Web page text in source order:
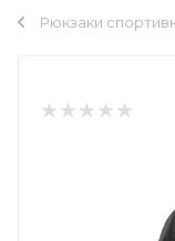
Рюкзаки